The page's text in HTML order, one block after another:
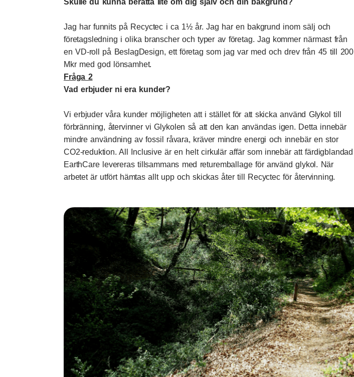
Skulle du kunna berätta lite om dig själv och din bakgrund?
Jag har funnits på Recyctec i ca 1½ år. Jag har en bakgrund inom sälj och
företagsledning i olika branscher och typer av företag. Jag kommer närmast från
en VD-roll på BeslagDesign, ett företag som jag var med och drev från 45 till 200
Mkr med god lönsamhet.
Fråga 2
Vad erbjuder ni era kunder?
Vi erbjuder våra kunder möjligheten att i stället för att skicka använd Glykol till
förbränning, återvinner vi Glykolen så att den kan användas igen. Detta innebär
mindre användning av fossil råvara, kräver mindre energi och innebär en stor
CO2-reduktion. All Inclusive är en helt cirkulär affär som innebär att färdigblandad
EarthCare levereras tillsammans med returemballage för använd glykol. När
arbetet är utfört hämtas allt upp och skickas åter till Recyctec för återvinning.